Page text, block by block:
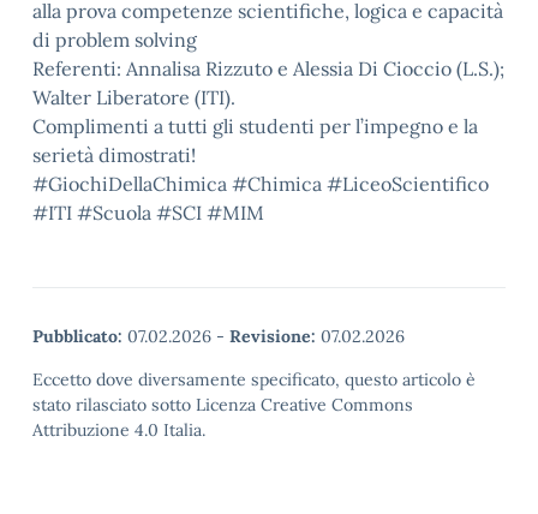
alla prova competenze scientifiche, logica e capacità
di problem solving
Referenti: Annalisa Rizzuto e Alessia Di Cioccio (L.S.);
Walter Liberatore (ITI).
Complimenti a tutti gli studenti per l’impegno e la
serietà dimostrati!
#GiochiDellaChimica #Chimica #LiceoScientifico
#ITI #Scuola #SCI #MIM
Pubblicato: 07.02.2026 - Revisione: 07.02.2026
Eccetto dove diversamente specificato, questo articolo è
stato rilasciato sotto Licenza Creative Commons
Attribuzione 4.0 Italia.